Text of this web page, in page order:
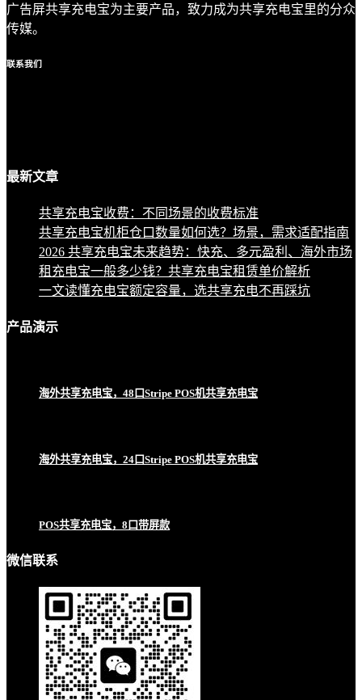
广告屏共享充电宝为主要产品，致力成为共享充电宝里的分众
传媒。
联系我们
最新文章
共享充电宝收费：不同场景的收费标准
共享充电宝机柜仓口数量如何选？场景，需求适配指南
2026 共享充电宝未来趋势：快充、多元盈利、海外市场
租充电宝一般多少钱？共享充电宝租赁单价解析
一文读懂充电宝额定容量，选共享充电不再踩坑
产品演示
海外共享充电宝，48口Stripe POS机共享充电宝
海外共享充电宝，24口Stripe POS机共享充电宝
POS共享充电宝，8口带屏款
微信联系